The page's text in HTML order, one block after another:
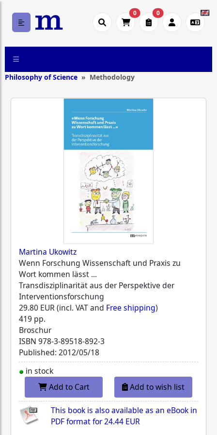
0 0
Philosophy of Science Methodology
Martina Ukowitz
Wenn Forschung Wissenschaft und Praxis zu
Wort kommen lässt ...
Transdisziplinarität aus der Perspektive der
Interventionsforschung
29.80 EUR (incl. VAT and Free shipping)
419 pp.
Broschur
ISBN 978-3-89518-892-3
Published: 2012/05/18
in stock
Add to Cart
Add to wish list
This book is also available as an eBook in
PDF format for24.44 EUR